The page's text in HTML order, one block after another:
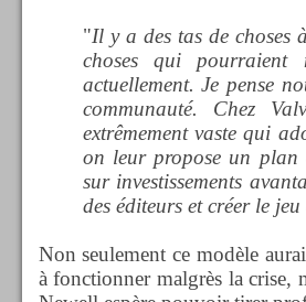
"Il y a des tas de choses
choses qui
actuellement. Je pense
communauté. Chez
extrêmement vaste qui
on leur propose un plan
sur investissements
des éditeurs et créer le
Non seulement ce modèle
à fonctionner malgrès la crise,